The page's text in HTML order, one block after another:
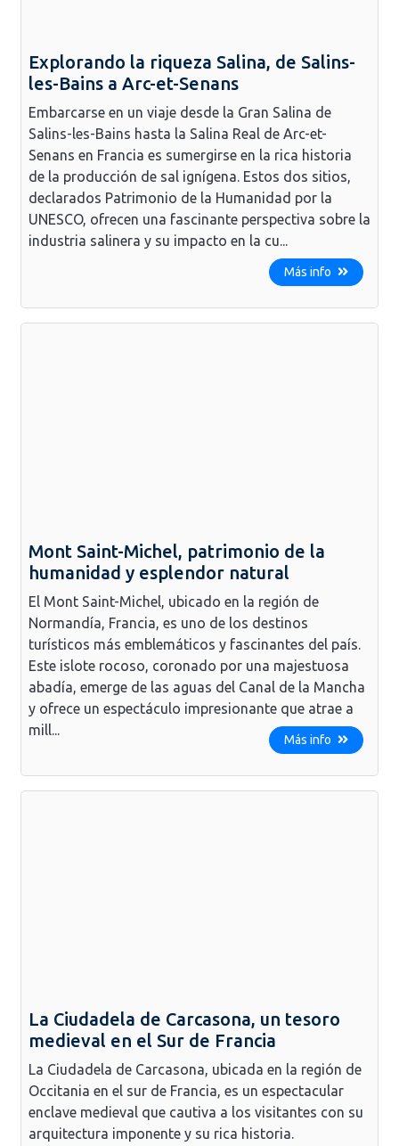
Explorando la riqueza Salina, de Salins-
les-Bains a Arc-et-Senans
Embarcarse en un viaje desde la Gran Salina de
Salins-les-Bains hasta la Salina Real de Arc-et-
Senans en Francia es sumergirse en la rica historia
de la producción de sal ignígena. Estos dos sitios,
declarados Patrimonio de la Humanidad por la
UNESCO, ofrecen una fascinante perspectiva sobre la
industria salinera y su impacto en la cu...
Más info
Mont Saint-Michel, patrimonio de la
humanidad y esplendor natural
El Mont Saint-Michel, ubicado en la región de
Normandía, Francia, es uno de los destinos
turísticos más emblemáticos y fascinantes del país.
Este islote rocoso, coronado por una majestuosa
abadía, emerge de las aguas del Canal de la Mancha
y ofrece un espectáculo impresionante que atrae a
mill...
Más info
La Ciudadela de Carcasona, un tesoro
medieval en el Sur de Francia
La Ciudadela de Carcasona, ubicada en la región de
Occitania en el sur de Francia, es un espectacular
enclave medieval que cautiva a los visitantes con su
arquitectura imponente y su rica historia.